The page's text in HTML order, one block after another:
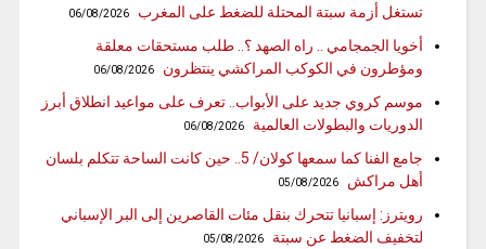
تستغل أزمة سبتة المحتلة للضغط على المغرب
06/08/2026
أخويا الجمجامي .. راه الصهد ؟.. طلب مستحقات معلقة
ومؤطرون في الكوكب المراكشي ينتظرون
06/08/2026
موسم كروي جديد على الأبواب.. تعرف على مواعيد انطلاق أبرز
الدوريات والبطولات العالمية
06/08/2026
جامع الفنا كما سمعها كولان/ 5.. حين كانت الساحة تتكلم بلسان
أهل مراكش
05/08/2026
رويترز: إسبانيا تتحرك بنقل مئات القاصرين إلى البر الإسباني
لتخفيف الضغط عن سبتة
05/08/2026